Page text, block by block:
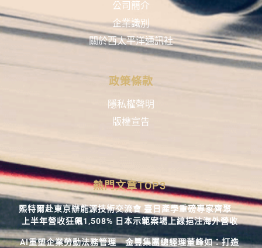
公司簡介
企業識別
關於西太平洋通訊社
政策條款
隱私權聲明
版權宣告
熱門文章TOP3
熙特爾赴東京辦能源技術交流會 臺日產學重磅專家齊聚
上半年營收狂飆1,508% 日本示範案場上線挹注海外營收
AI重塑企業勞動法務管理 金豐集團總經理董峰如：打造